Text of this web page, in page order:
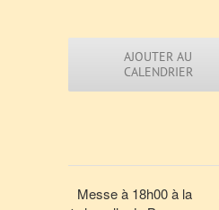
AJOUTER AU
CALENDRIER
Messe à 18h00 à la